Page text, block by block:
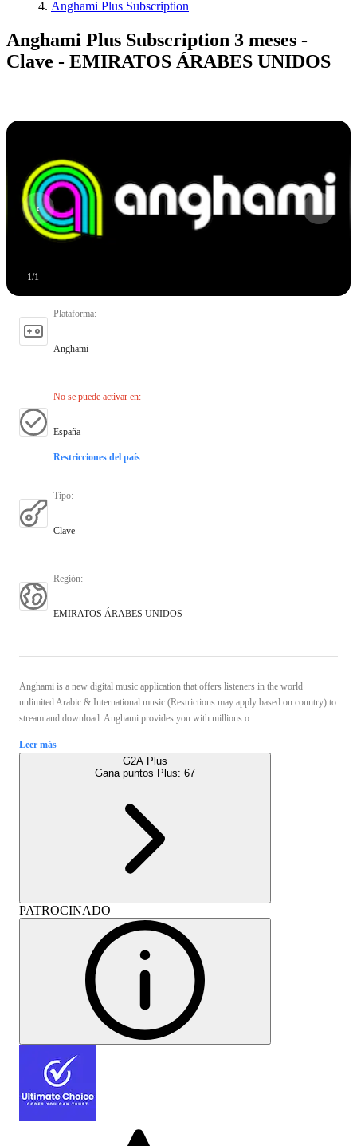
Anghami Plus Subscription
Anghami Plus Subscription 3 meses -
Clave - EMIRATOS ÁRABES UNIDOS
1/1
Plataforma:
Anghami
No se puede activar en:
España
Restricciones del país
Tipo:
Clave
Región:
EMIRATOS ÁRABES UNIDOS
Anghami is a new digital music application that offers listeners in the world
unlimited Arabic & International music (Restrictions may apply based on country) to
stream and download. Anghami provides you with millions o ...
Leer más
G2A Plus
Gana puntos Plus: 67
PATROCINADO